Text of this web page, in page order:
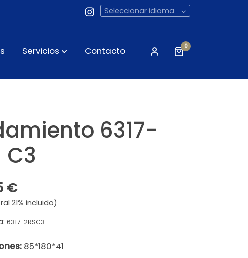
Seleccionar idioma
Servicios Contacto 0
6317-
C3
€
21% incluido)
6317-2RSC3
85*180*41